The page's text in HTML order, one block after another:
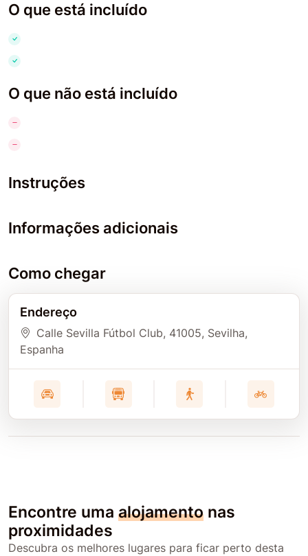
O que está incluído
O que não está incluído
Instruções
Informações adicionais
Como chegar
Endereço
Calle Sevilla Fútbol Club, 41005, Sevilha,
Espanha
Encontre uma alojamento nas
proximidades
Descubra os melhores lugares para ficar perto desta